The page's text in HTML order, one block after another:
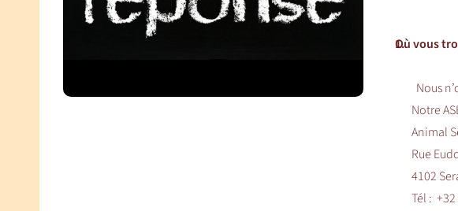
1.
Où vous
Nous
Notre
Animal
Rue
4102
Tél : +32